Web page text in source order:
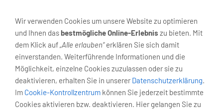
Wir verwenden Cookies um unsere Website zu optimieren
und Ihnen dasbestmögliche Online-Erlebnis zu bieten. Mit
dem Klick auf„Alle erlauben“erklären Sie sich damit
einverstanden. Weiterführende Informationen und die
Möglichkeit, einzelne Cookies zuzulassen oder sie zu
deaktivieren, erhalten Sie in unserer Datenschutzerklärung.
Im Cookie-Kontrollzentrum können Sie jederzeit bestimmte
Cookies aktivieren bzw. deaktivieren. Hier gelangen Sie zu